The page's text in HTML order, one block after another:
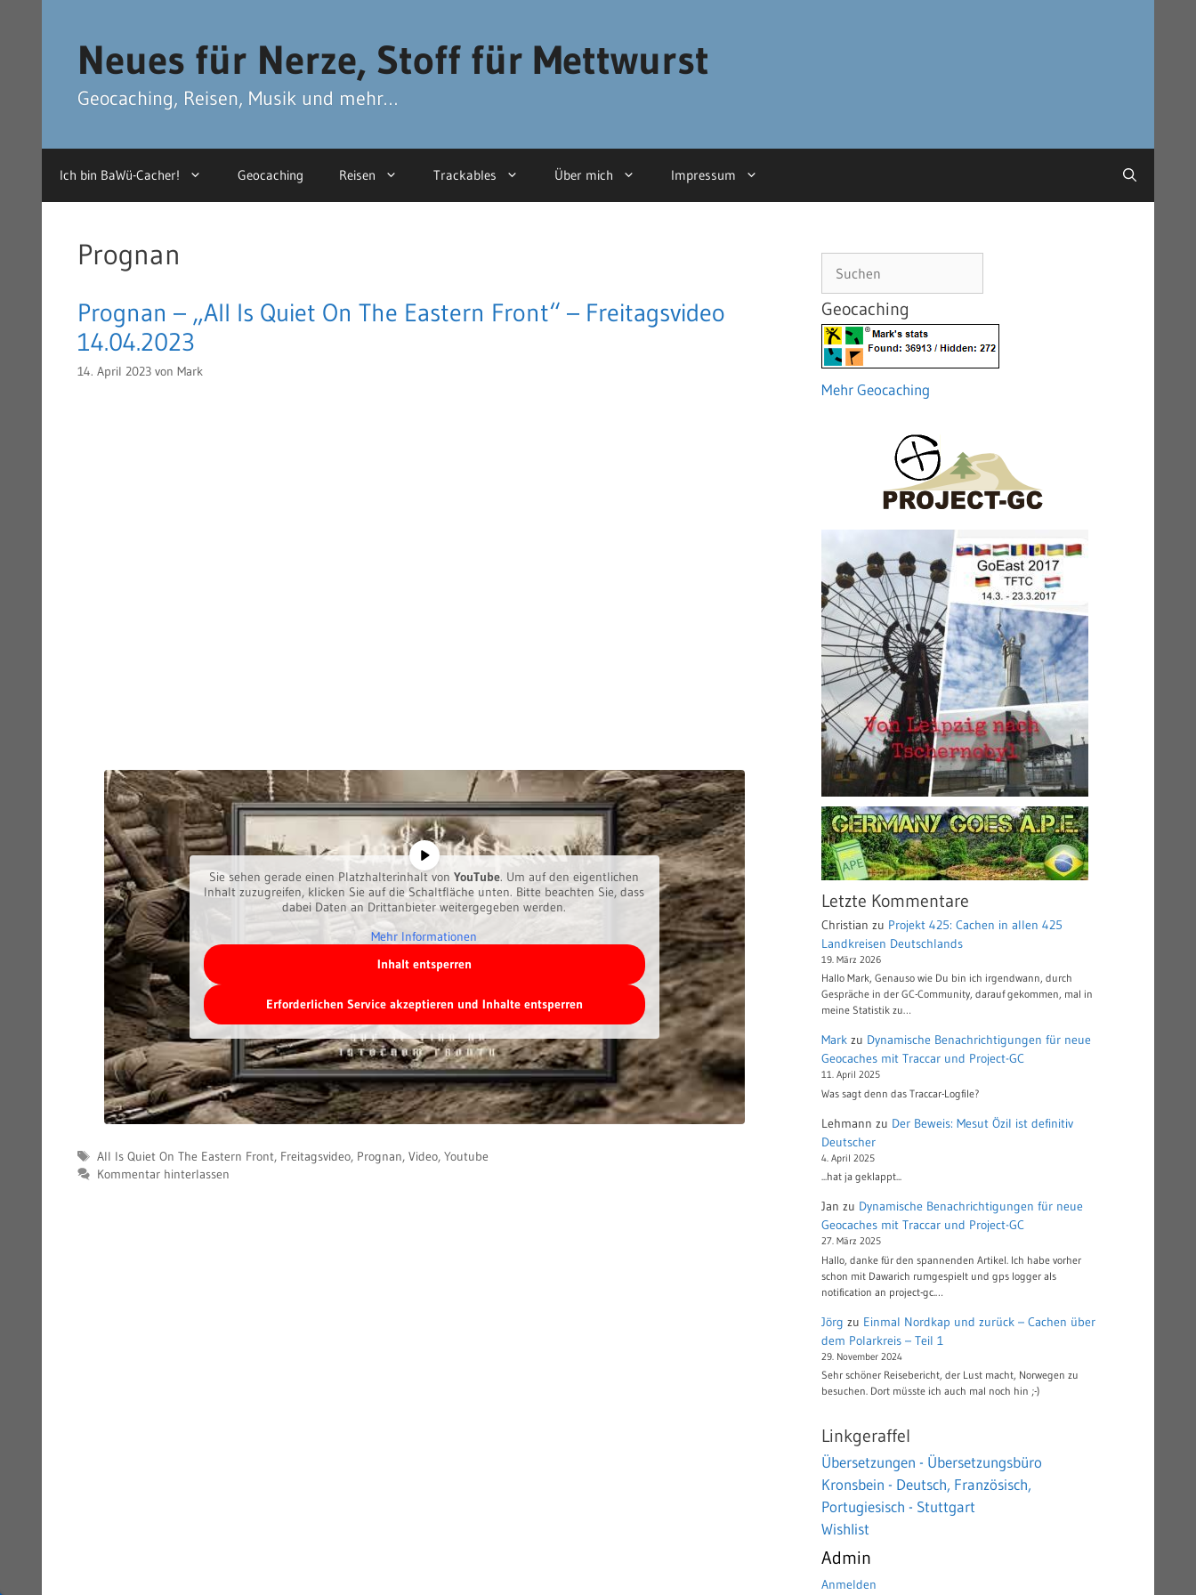
Neues für Nerze, Stoff für Mettwurst
Geocaching, Reisen, Musik und mehr…
Ich bin BaWü-Cacher! Geocaching Reisen Trackables Über mich Impressum
Prognan
Prognan – „All Is Quiet On The Eastern Front“ – Freitagsvideo
14.04.2023
14. April 2023 von Mark
Sie sehen gerade einen Platzhalterinhalt von YouTube. Um auf den eigentlichen
Inhalt zuzugreifen, klicken Sie auf die Schaltfläche unten. Bitte beachten Sie, dass
dabei Daten an Drittanbieter weitergegeben werden.
Mehr Informationen
Inhalt entsperren
Erforderlichen Service akzeptieren und Inhalte entsperren
Schlagwörter
All Is Quiet On The Eastern Front, Freitagsvideo, Prognan, Video, Youtube
Kommentar hinterlassen
Geocaching
Mehr Geocaching
Letzte Kommentare
Christian zu Projekt 425: Cachen in allen 425
Landkreisen Deutschlands
19. März 2026
Hallo Mark, Genauso wie Du bin ich irgendwann, durch
Gespräche in der GC-Community, darauf gekommen, mal in
meine Statistik zu…
Mark zu Dynamische Benachrichtigungen für neue
Geocaches mit Traccar und Project-GC
11. April 2025
Was sagt denn das Traccar-Logfile?
Lehmann zu Der Beweis: Mesut Özil ist definitiv
Deutscher
4. April 2025
...hat ja geklappt...
Jan zu Dynamische Benachrichtigungen für neue
Geocaches mit Traccar und Project-GC
27. März 2025
Hallo, danke für den spannenden Artikel. Ich habe vorher
schon mit Dawarich rumgespielt und gps logger als
notification an project-gc.…
Jörg zu Einmal Nordkap und zurück – Cachen über
dem Polarkreis – Teil 1
29. November 2024
Sehr schöner Reisebericht, der Lust macht, Norwegen zu
besuchen. Dort müsste ich auch mal noch hin ;-)
Linkgeraffel
Übersetzungen - Übersetzungsbüro
Kronsbein - Deutsch, Französisch,
Portugiesisch - Stuttgart
Wishlist
Admin
Anmelden